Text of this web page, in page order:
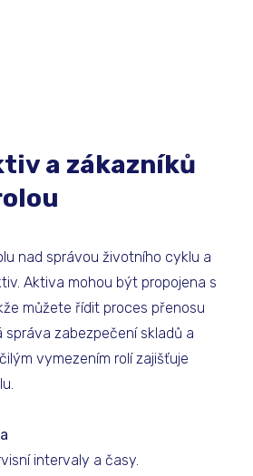
a zákazníků
nad správou životního cyklu a
Aktiva mohou být propojena s
můžete řídit proces přenosu
správa zabezpečení skladů a
vymezením rolí zajišťuje
intervaly a časy.